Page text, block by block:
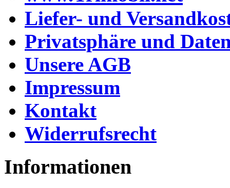
Liefer- und
Privatsphäre und
Unsere AGB
Impressum
Kontakt
Widerrufsrecht
Informationen